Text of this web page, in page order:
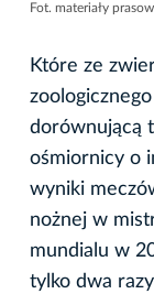
Fot. materiały
Które ze
dorównującą
ośmiornicy o
wyniki
nożnej w
mundialu w
tylko dwa